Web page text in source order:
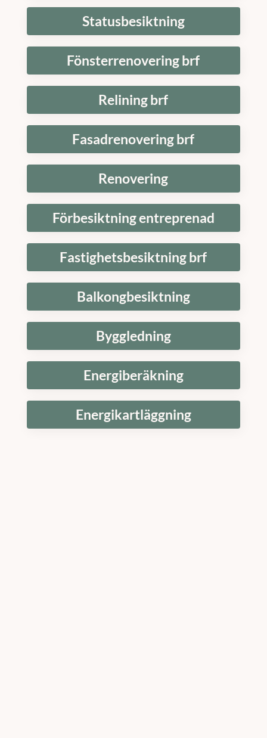
Statusbesiktning
Fönsterrenovering brf
Relining brf
Fasadrenovering brf
Renovering
Förbesiktning entreprenad
Fastighetsbesiktning brf
Balkongbesiktning
Byggledning
Energiberäkning
Energikartläggning